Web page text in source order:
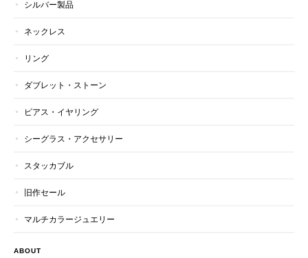
シルバー製品
ネックレス
リング
ダブレット・ストーン
ピアス・イヤリング
シーグラス・アクセサリー
スタッカブル
旧作セール
マルチカラージュエリー
ABOUT